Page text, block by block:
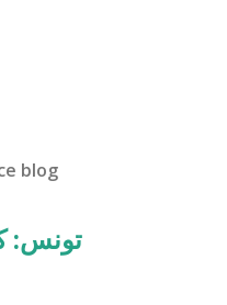
blog
تونس: